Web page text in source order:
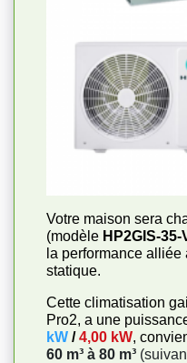
Votre maison sera
(modèle HP2GIS-
la performance
statique.
Cette climatisation
Pro2, a une
kW /4,00 kW,
60 m³ à 80 m³